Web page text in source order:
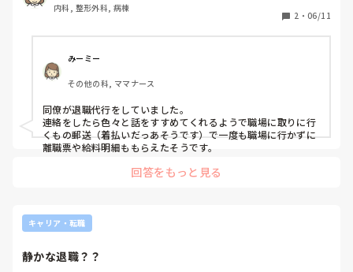
内科, 整形外科, 病棟
2 ・ 06/11
みーミー
その他の科, ママナース
同僚が退職代行をしていました。
連絡をしたら色々と話をすすめてくれるようで職場に取りに行
くもの郵送（着払いだっあそうです）で一度も職場に行かずに
離職票や給料明細ももらえたそうです。
回答をもっと見る
キャリア・転職
静かな退職？？